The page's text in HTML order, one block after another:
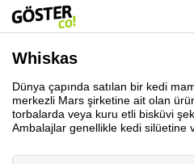
Whiskas
Dünya çapında satılan bir kedi
merkezli Mars şirketine ait olan
torbalarda veya kuru etli bisküvi
Ambalajlar genellikle kedi silüetine